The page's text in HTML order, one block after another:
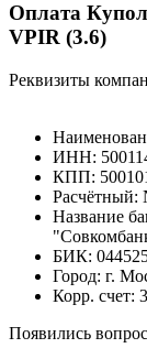
Оплата
VPIR (3.6)
Реквизиты
ИНН:
КПП:
Расчётный:
Название
БИК:
Город: г.
Корр. счет:
Появились